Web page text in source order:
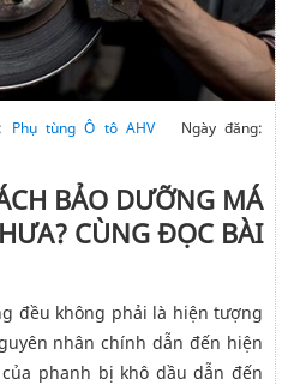
Phụ tùng Ô tô AHVNgày đăng:
BẢO DƯỠNG MÁ
CÙNG ĐỌC BÀI
đều không phải là hiện tượng
nhân chính dẫn đến hiện
phanh bị khô dầu dẫn đến